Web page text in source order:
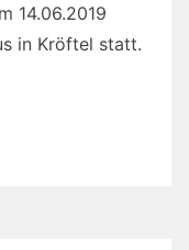
14.06.2019
in Kröftel statt.